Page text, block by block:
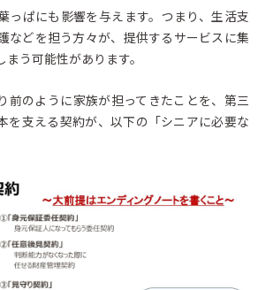
っぱにも影響を与えます。つまり、生活支
などを担う方々が、提供するサービスに集
う可能性があります。
前のように家族が担ってきたことを、第三
を支える契約が、以下の「シニアに必要な